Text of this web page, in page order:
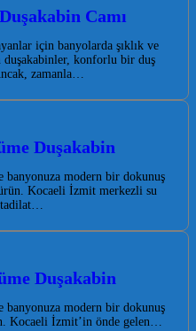
Camı
için banyolarda şıklık ve
konforlu bir duş
zamanla…
Duşakabin
modern bir dokunuş
Kocaeli İzmit merkezli su
Duşakabin
modern bir dokunuş
Kocaeli İzmit’in önde gelen…